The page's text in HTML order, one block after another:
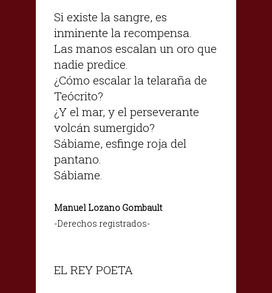
Si existe la sangre, es
inminente la recompensa.
Las manos escalan un oro que
nadie predice.
¿Cómo escalar la telaraña de
Teócrito?
¿Y el mar, y el perseverante
volcán sumergido?
Sábiame, esfinge roja del
pantano.
Sábiame.
Manuel Lozano Gombault
-Derechos registrados-
EL REY POETA